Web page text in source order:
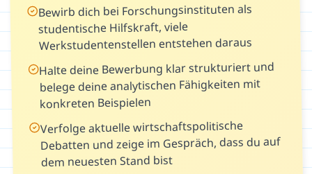
Bewirb dich bei Forschungsinstituten als
studentische Hilfskraft, viele
Werkstudentenstellen entstehen daraus
Halte deine Bewerbung klar strukturiert und
belege deine analytischen Fähigkeiten mit
konkreten Beispielen
Verfolge aktuelle wirtschaftspolitische
Debatten und zeige im Gespräch, dass du auf
dem neuesten Stand bist